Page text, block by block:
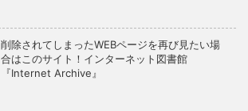
削除されてしまったWEBページを再び見たい場
合はこのサイト！インターネット図書館
『Internet Archive』